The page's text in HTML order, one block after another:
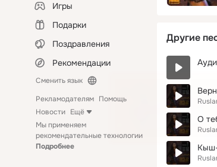
Игры
Подарки
Поздравления
Рекомендации
Сменить язык
Рекламодателям Помощь
Новости Ещё
Мы применяем
рекомендательные технологии
Подробнее
Другие
О